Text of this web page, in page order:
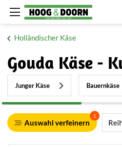
Holländischer Käse
Gouda Käse -
Junger Käse Bauernkäse
Auswahl verfeinern
1